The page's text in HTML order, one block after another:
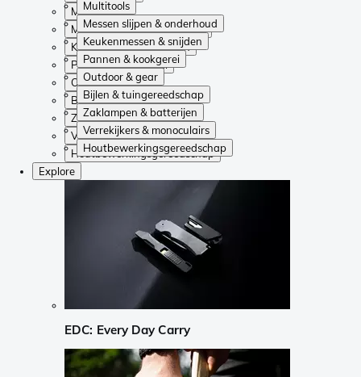
Multitools
Messen slijpen & onderhoud
Keukenmessen & snijden
Pannen & kookgerei
Outdoor & gear
Bijlen & tuingereedschap
Zaklampen & batterijen
Verrekijkers & monoculairs
Houtbewerkingsgereedschap
Multitools
Messen slijpen & onderhoud
Keukenmessen & snijden
Pannen & kookgerei
Outdoor & gear
Bijlen & tuingereedschap
Zaklampen & batterijen
Verrekijkers & monoculairs
Houtbewerkingsgereedschap
Explore
EDC: Every Day Carry